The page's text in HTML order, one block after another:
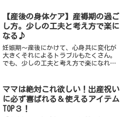
シン」が鍵。私が実際にやって効果を実
感できた生活スタイルをご紹介します。
【産後の身体ケア】産褥期の過ご
し方。少しの工夫と考え方で楽に
なる♪
妊娠期〜産後にかけて、心身共に変化が
大きくそれによるトラブルもたくさん。
でも、少しの工夫と考え方で楽になれる
たことを中心にまとめてみました。
ママは絶対これ欲しい！出産祝い
に必ず喜ばれる＆使えるアイテム
TOP３！